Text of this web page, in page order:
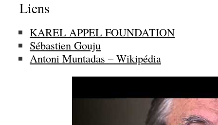
Liens
KAREL APPEL FOUNDATION
Sébastien Gouju
Antoni Muntadas – Wikipédia